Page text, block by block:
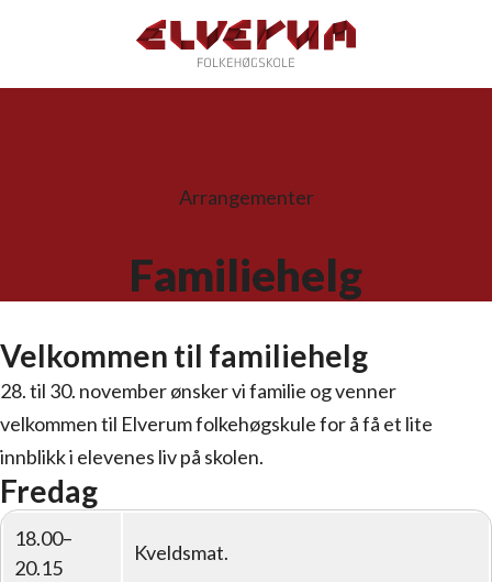
Arrangementer
Familiehelg
Velkommen til familiehelg
28. til 30. november ønsker vi familie og venner
velkommen til Elverum folkehøgskule for å få et lite
innblikk i elevenes liv på skolen.
Fredag
18.00–
20.15
Kveldsmat.